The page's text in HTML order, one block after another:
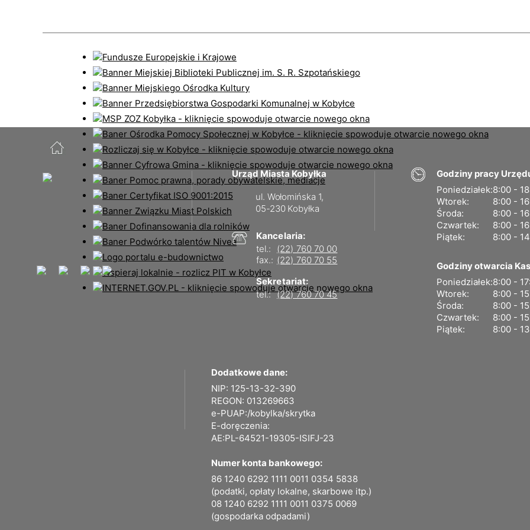
Urząd Miasta Kobyłka
ul. Wołomińska 1,
05-230 Kobyłka
Kancelaria:
tel.:
(22) 760 70 00
fax.: (22) 760 70 55
Sekretariat:
tel.: (22) 760 70 45
Godziny pracy
Poniedziałek:8:00 -
Wtorek:
8:00 -
Środa:
8:00 -
Czwartek:
8:00 -
Piątek:
8:00 -
Godziny otwarcia
Poniedziałek:8:00 -
Wtorek:
8:00 -
Środa:
8:00 -
Czwartek:
8:00 -
Piątek:
8:00 -
Dodatkowe dane:
NIP: 125-13-32-390
REGON: 013269663
e-PUAP:/kobylka/skrytka
E-doręczenia:
AE:PL-64521-19305-ISIFJ-23
Numer konta bankowego:
86 1240 6292 1111 0011 0354 5838
(podatki, opłaty lokalne, skarbowe itp.)
08 1240 6292 1111 0011 0375 0069
(gospodarka odpadami)